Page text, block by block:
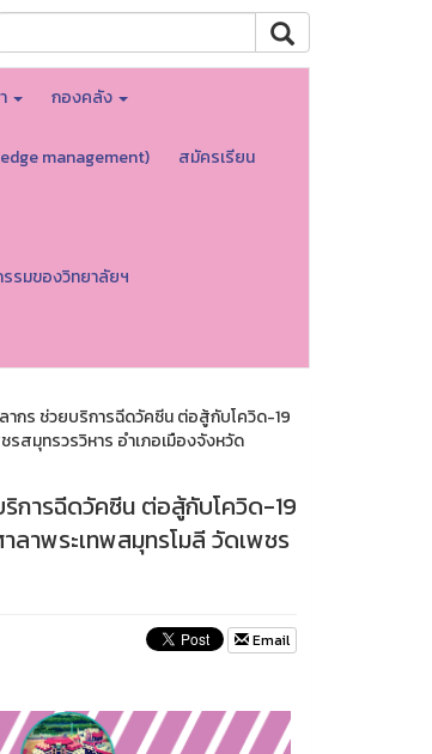
กองคลัง
management) สมัครเรียน
รรมของวิทยาลัยฯ
กร ช่วยบริการฉีดวัคซีน ต่อสู้กับโควิด-19
รสมุทรวรวิหาร อำเภอเมืองจังหวัด
การฉีดวัคซีน ต่อสู้กับโควิด-19
ลาพระเทพสมุทรโมลี วัดเพชร
Email